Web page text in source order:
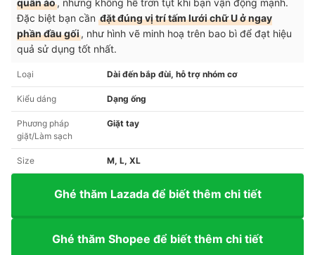
quần áo, nhưng không hề trơn tụt khi bạn vận động mạnh.
Đặc biệt bạn cần đặt đúng vị trí tấm lưới chữ U ở ngay
phần đầu gối, như hình vẽ minh hoạ trên bao bì để đạt hiệu
quả sử dụng tốt nhất.
Loại Dài đến bắp đùi, hỗ trợ nhóm cơ
Kiểu dáng Dạng ống
Phương pháp
giặt/Làm sạch
Giặt tay
Size M, L, XL
Ghé thăm Lazada để biết thêm chi tiết
Ghé thăm Shopee để biết thêm chi tiết